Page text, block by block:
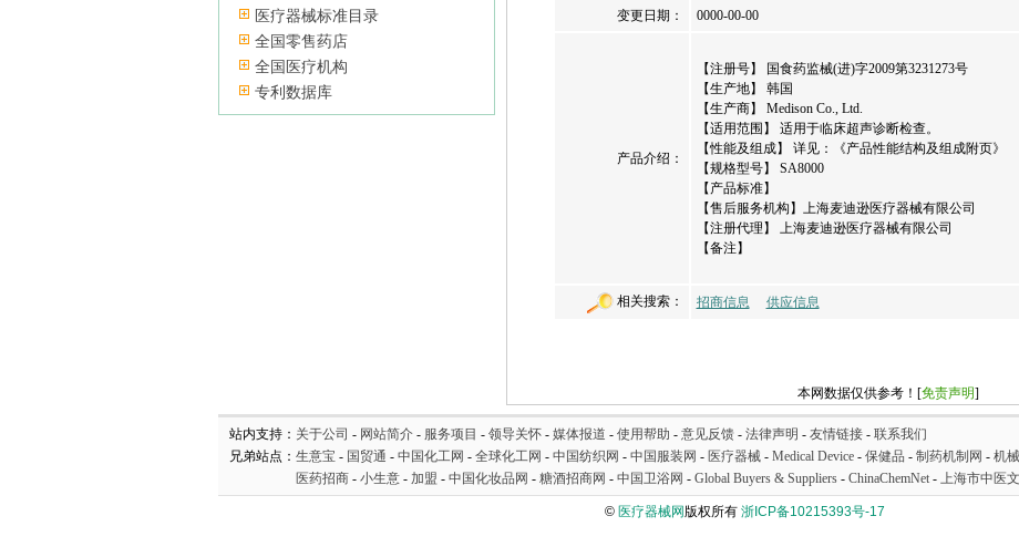
医疗器械标准目录
全国零售药店
全国医疗机构
专利数据库
变更日期： 0000-00-00
产品介绍：
【注册号】 国食药监械(进)字2009第3231273号
【生产地】 韩国
【生产商】 Medison Co., Ltd.
【适用范围】 适用于临床超声诊断检查。
【性能及组成】 详见：《产品性能结构及组成附页》
【规格型号】 SA8000
【产品标准】
【售后服务机构】上海麦迪逊医疗器械有限公司
【注册代理】 上海麦迪逊医疗器械有限公司
【备注】
相关搜索： 招商信息 供应信息
本网数据仅供参考！[免责声明]
站内支持： 关于公司 - 网站简介 - 服务项目 - 领导关怀 - 媒体报道 - 使用帮助 - 意见反馈 - 法律声明 - 友情链接 - 联系我们
兄弟站点： 生意宝 - 国贸通 - 中国化工网 - 全球化工网 - 中国纺织网 - 中国服装网 - 医疗器械 - Medical Device - 保健品 - 制药机制网 - 机
医药招商 - 小生意 - 加盟 - 中国化妆品网 - 糖酒招商网 - 中国卫浴网 - Global Buyers & Suppliers - ChinaChemNet - 上海市中医
© 医疗器械网版权所有 浙ICP备10215393号-17